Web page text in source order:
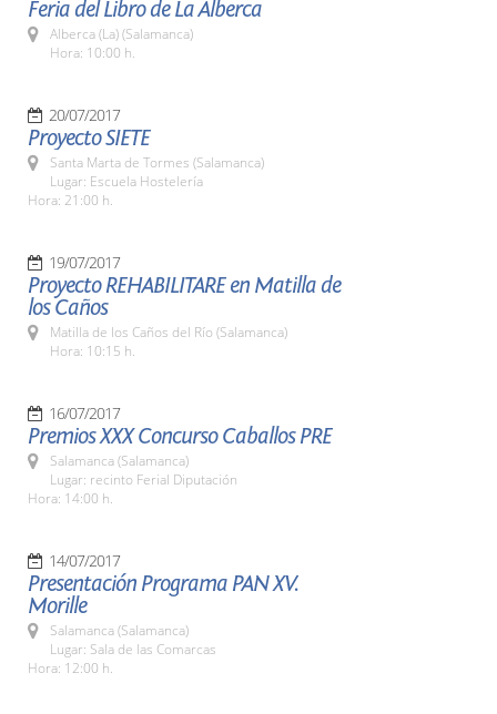
Feria del Libro de La Alberca
Alberca (La) (Salamanca)
Hora: 10:00 h.
20/07/2017
Proyecto SIETE
Santa Marta de Tormes (Salamanca)
Lugar: Escuela Hostelería
Hora: 21:00 h.
19/07/2017
Proyecto REHABILITARE en Matilla de
los Caños
Matilla de los Caños del Río (Salamanca)
Hora: 10:15 h.
16/07/2017
Premios XXX Concurso Caballos PRE
Salamanca (Salamanca)
Lugar: recinto Ferial Diputación
Hora: 14:00 h.
14/07/2017
Presentación Programa PAN XV.
Morille
Salamanca (Salamanca)
Lugar: Sala de las Comarcas
Hora: 12:00 h.